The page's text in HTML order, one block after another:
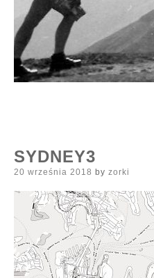
SYDNEY3
Posted
20 września 2018 by zorki